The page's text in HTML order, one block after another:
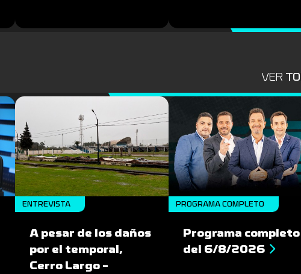
VER
ENTREVISTA
A pesar de los daños
por el temporal,
Cerro Largo -
PROGRAMA COMPLETO
Programa completo
del 6/8/2026